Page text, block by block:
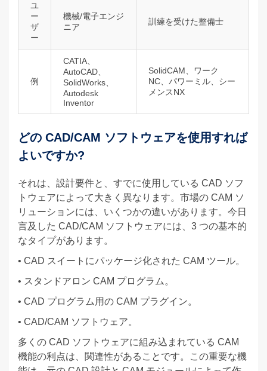
ユ
ー
ザ
ー
機械/電子エンジ
ニア
訓練を受けた整備士
例
CATIA、
AutoCAD、
SolidWorks、
Autodesk
Inventor
SolidCAM、ワーク
NC、パワーミル、シー
メンスNX
どの CAD/CAM ソフトウェアを使用すれば
よいですか?
それは、設計要件と、すでに使用している CAD ソフ
トウェアによって大きく異なります。市場の CAM ソ
リューションには、いくつかの違いがあります。今日
言及した CAD/CAM ソフトウェアには、3 つの基本的
なタイプがあります。
• CAD スイートにパッケージ化された CAM ツール。
• スタンドアロン CAM プログラム。
• CAD プログラム用の CAM プラグイン。
• CAD/CAM ソフトウェア。
多くの CAD ソフトウェアに組み込まれている CAM
機能の利点は、関連性があることです。この重要な機